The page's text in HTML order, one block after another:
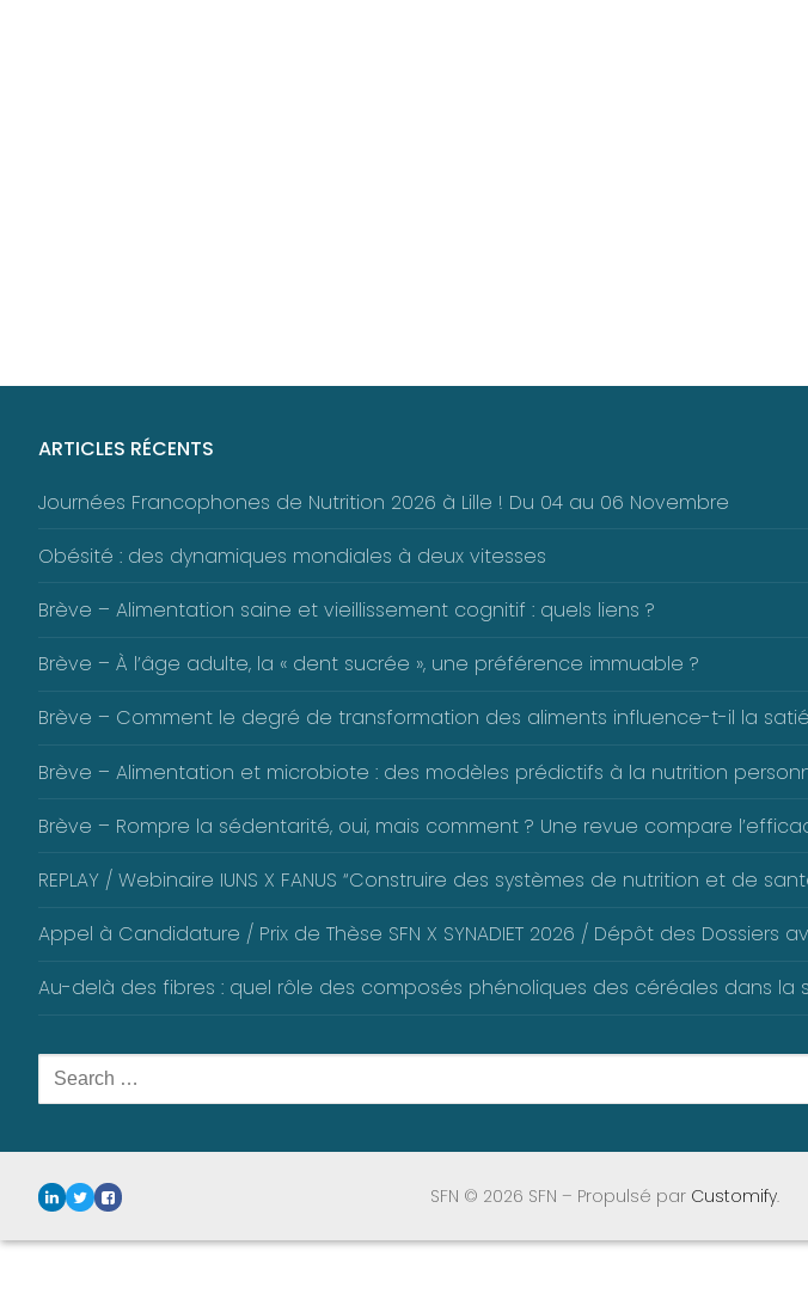
ARTICLES RÉCENTS
Journées Francophones de Nutrition 2026 à Lille ! Du 04 au 06 Novembre
Obésité : des dynamiques mondiales à deux vitesses
Brève – Alimentation saine et vieillissement cognitif : quels liens ?
Brève – À l’âge adulte, la « dent sucrée », une préférence immuable ?
Brève – Comment le degré de transformation des aliments influence-t-il la
Brève – Alimentation et microbiote : des modèles prédictifs à la nutrition
Brève – Rompre la sédentarité, oui, mais comment ? Une revue compare
REPLAY / Webinaire IUNS X FANUS “Construire des systèmes de nutrition et de
Appel à Candidature / Prix de Thèse SFN X SYNADIET 2026 / Dépôt des Dossiers
Au-delà des fibres : quel rôle des composés phénoliques des céréales dans la
Rechercher
:
SFN © 2026 SFN – Propulsé par Customify.